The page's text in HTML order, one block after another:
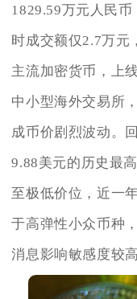
1829.59万元人民
时成交额仅2.7万元
主流加密货币，上
中小型海外交易所
成币价剧烈波动。
9.88美元的历史最
至极低价位，近一
于高弹性小众币种
消息影响敏感度较高